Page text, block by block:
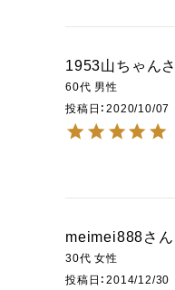
1953山ちゃん
60代 男性
投稿日
2020/10/07
meimei888
30代 女性
投稿日
2014/12/30